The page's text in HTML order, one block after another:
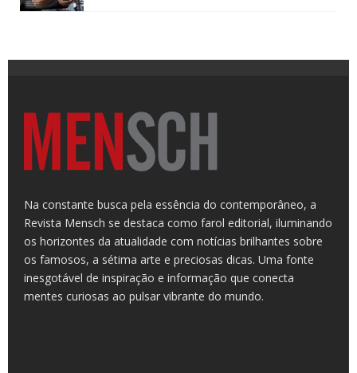
Na constante busca pela essência do contemporâneo, a
Revista Mensch se destaca como farol editorial, iluminando
os horizontes da atualidade com notícias brilhantes sobre
os famosos, a sétima arte e preciosas dicas. Uma fonte
inesgotável de inspiração e informação que conecta
mentes curiosas ao pulsar vibrante do mundo.